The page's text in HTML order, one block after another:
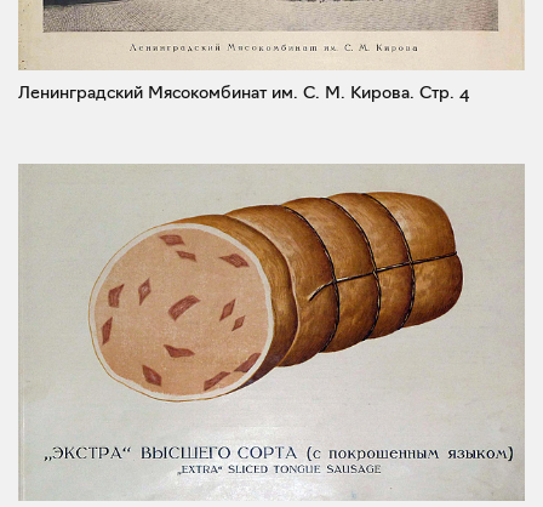
Ленинградский Мясокомбинат им. С. М. Кирова. Стр. 4